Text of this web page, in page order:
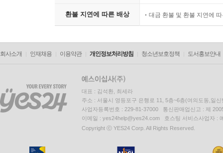
환불 지연에 따른 배상 대금 환불 및 환불 지연에
회사소개 인재채용 이용약관 개인정보처리방침 청소년보호정책 도서홍보안내
대표 : 김석환, 최세라
주소 : 서울시 영등포구 은행로 11, 5층~6층(여의도동,일신
사업자등록번호 : 229-81-37000 통신판매업신고 : 제
이메일 : yes24help@yes24.com 호스팅 서비스사업자 :
Copyright ⓒ YES24 Corp. All Rights Reserved.